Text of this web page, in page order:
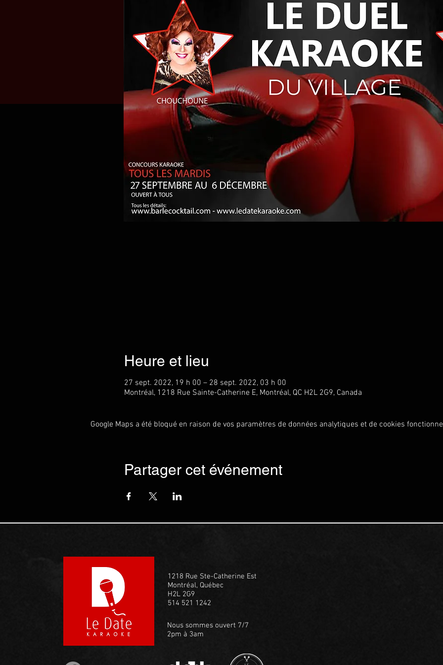
Heure et lieu
27 sept. 2022, 19 h 00 – 28 sept. 2022, 03 h 00
Montréal, 1218 Rue Sainte-Catherine E, Montréal, QC H2L 2G9, Canada
Google Maps a été bloqué en raison de vos paramètres de données analytiques et de cookies
Partager cet événement
1218 Rue Ste-Catherine Est
Montréal, Québec
H2L 2G9
514 521 1242
Nous sommes ouvert 7/7
2pm à 3am